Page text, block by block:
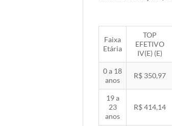
Faixa
Etária
TOP
EFETIVO
IV(E) (E)
0 a 18
anos
R$ 350,97
19 a
23
anos
R$ 414,14